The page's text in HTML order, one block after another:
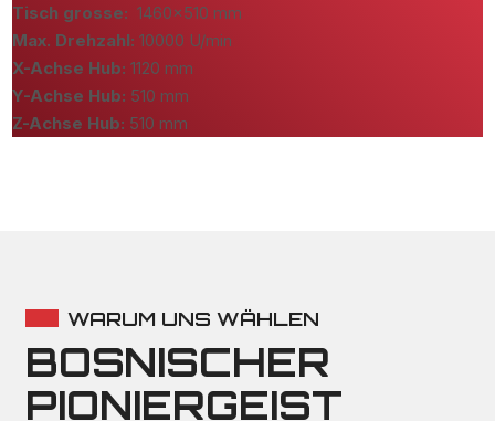
Tisch grosse: 1460x510 mm
Max. Drehzahl: 10000 U/min
X-Achse Hub: 1120 mm
Y-Achse Hub: 510 mm
Z-Achse Hub: 510 mm
WARUM UNS WÄHLEN
BOSNISCHER
PIONIERGEIST